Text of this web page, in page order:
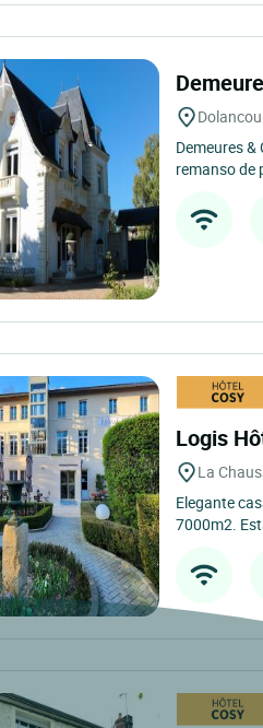
Demeures
remanso de
Logis
La
Elegante
7000m2.